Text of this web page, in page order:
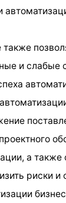
и
а
риски